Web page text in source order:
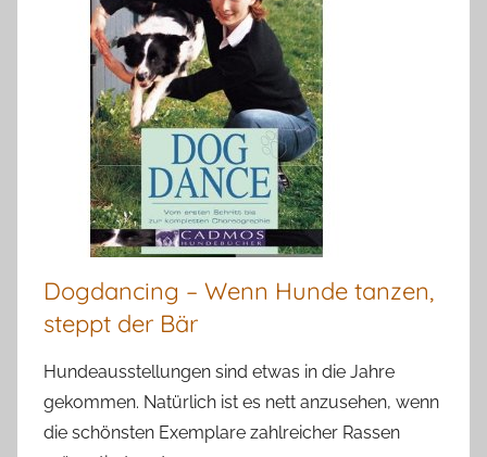
Dogdancing – Wenn Hunde tanzen,
steppt der Bär
Hundeausstellungen sind etwas in die Jahre
gekommen. Natürlich ist es nett anzusehen, wenn
die schönsten Exemplare zahlreicher Rassen